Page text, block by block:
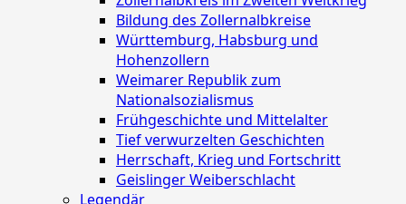
Bildung des Zollernalbkreise
Württemburg, Habsburg und
Hohenzollern
Weimarer Republik zum
Nationalsozialismus
Frühgeschichte und Mittelalter
Tief verwurzelten Geschichten
Herrschaft, Krieg und Fortschritt
Geislinger Weiberschlacht
Legendär